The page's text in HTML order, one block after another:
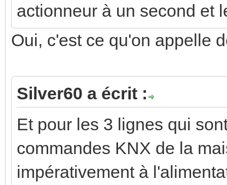
actionneur à un second et
Oui, c'est ce qu'on appelle
Silver60 a écrit :
Et pour les 3 lignes qui
commandes KNX de la
impérativement à